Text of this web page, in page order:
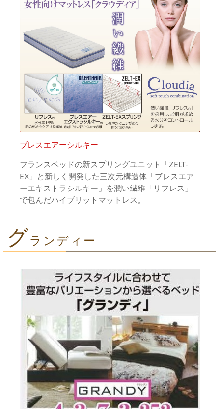
ブレスエアーシルキー
フランスベッドの新スプリングユニット「ZELT-
EX」と新しく開発した三次元構造体「ブレスエア
ーエキストラシルキー」を潤い繊維「リフレス」
で包んだハイブリットマットレス。
グ ランディー